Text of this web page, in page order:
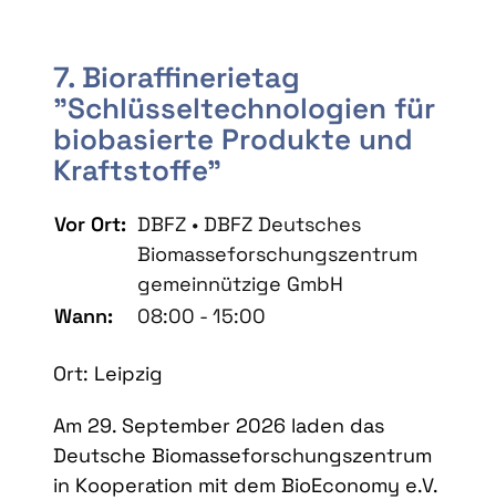
7. Bioraffinerietag
"Schlüsseltechnologien für
biobasierte Produkte und
Kraftstoffe"
Vor Ort: DBFZ • DBFZ Deutsches
Biomasseforschungszentrum
gemeinnützige GmbH
Wann:
08:00 - 15:00
Ort: Leipzig
Am 29. September 2026 laden das
Deutsche Biomasseforschungszentrum
in Kooperation mit dem BioEconomy e.V.